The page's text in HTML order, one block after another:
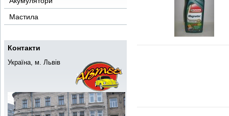
Мастила
Контакти
Україна, м. Львів